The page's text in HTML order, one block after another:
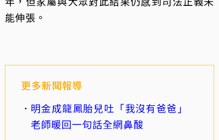
能伸張。
更多新聞報導
明金成龍鳳胎兒吐「我沒有爸爸」
老師暖回一句話全網鼻酸